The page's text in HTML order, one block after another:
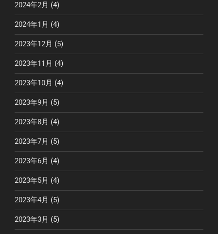
2024年2月 (4)
2024年1月 (4)
2023年12月 (5)
2023年11月 (4)
2023年10月 (4)
2023年9月 (5)
2023年8月 (4)
2023年7月 (5)
2023年6月 (4)
2023年5月 (4)
2023年4月 (5)
2023年3月 (5)